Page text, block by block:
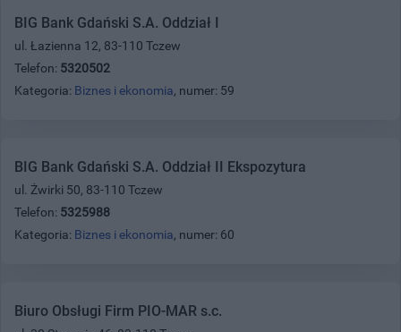
BIG Bank Gdański S.A. Oddział I
ul. Łazienna 12, 83-110 Tczew
Telefon: 5320502
Kategoria: Biznes i ekonomia, numer: 59
BIG Bank Gdański S.A. Oddział II Ekspozytura
ul. Żwirki 50, 83-110 Tczew
Telefon: 5325988
Kategoria: Biznes i ekonomia, numer: 60
Biuro Obsługi Firm PIO-MAR s.c.